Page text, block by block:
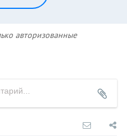
авторизованные